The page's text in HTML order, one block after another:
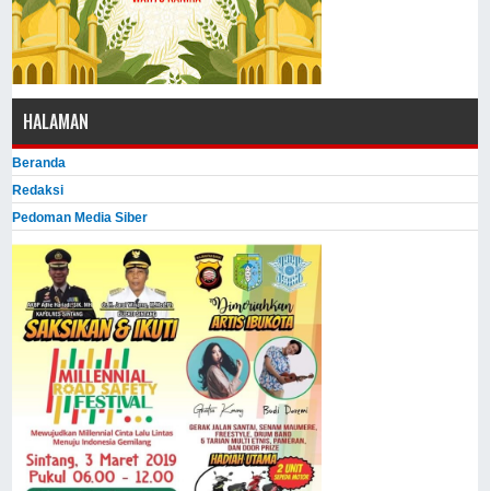
HALAMAN
Beranda
Redaksi
Pedoman Media Siber